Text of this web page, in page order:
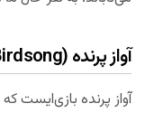
آواز پرنده (Birdsong)
آواز پرنده بازی‌ایست